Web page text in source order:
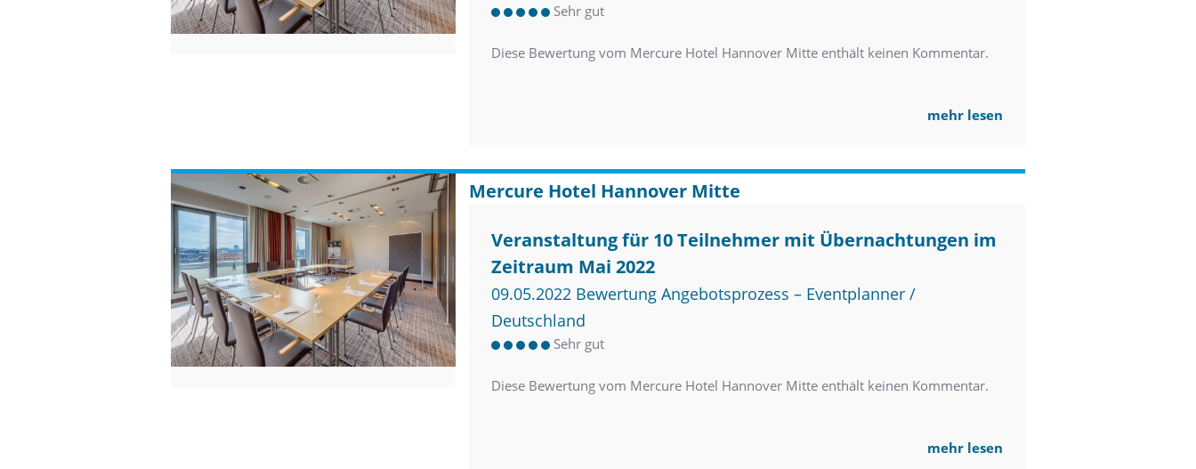
Sehr gut
Diese Bewertung vom Mercure Hotel Hannover Mitte enthält keinen Kommentar.
mehr lesen
Mercure Hotel Hannover Mitte
Veranstaltung für 10 Teilnehmer mit Übernachtungen im
Zeitraum Mai 2022
09.05.2022 Bewertung Angebotsprozess – Eventplanner /
Deutschland
Sehr gut
Diese Bewertung vom Mercure Hotel Hannover Mitte enthält keinen Kommentar.
mehr lesen